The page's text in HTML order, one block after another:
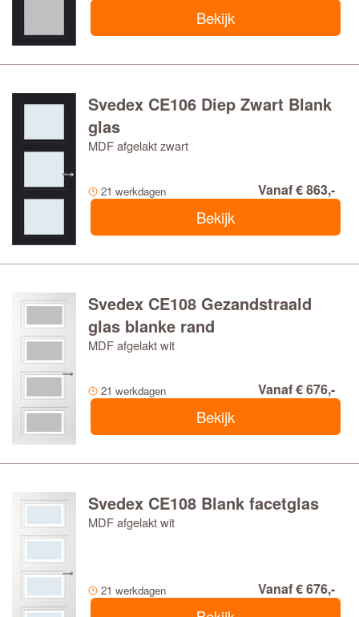
Bekijk
Svedex CE106 Diep Zwart Blank
glas
MDF afgelakt zwart
21 werkdagen Vanaf € 863,-
Bekijk
Svedex CE108 Gezandstraald
glas blanke rand
MDF afgelakt wit
21 werkdagen Vanaf € 676,-
Bekijk
Svedex CE108 Blank facetglas
MDF afgelakt wit
21 werkdagen Vanaf € 676,-